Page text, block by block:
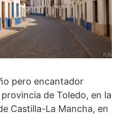
pero encantador
de Toledo, en la
Castilla-La Mancha, en